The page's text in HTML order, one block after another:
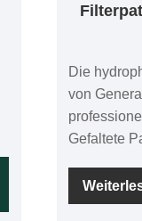
Die
von
Gefaltete
Gefaltete
100 % auf